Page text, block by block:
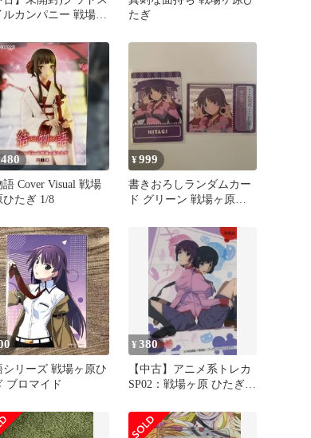
ルカンパニー 戦場ヶ
たぎ
語 Cover Visual 戦場
ひたぎ 1/8
¥999
書きおろしランダムカー
ド グリーン 戦場ヶ原ひ
シリーズ 戦場ヶ原ひ
ブロマイド
¥380
【中古】アニメ系トレカ
SP02：戦場ヶ原 ひたぎ＆